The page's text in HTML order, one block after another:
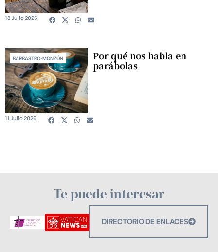
18 Julio 2026
BARBASTRO-MONZÓN Por qué nos habla en
parábolas
11 Julio 2026
Te puede interesar
DIRECTORIO DE ENLACES